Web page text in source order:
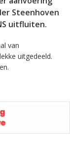
Steenhoven
uitfluiten.
van
uitgedeeld.